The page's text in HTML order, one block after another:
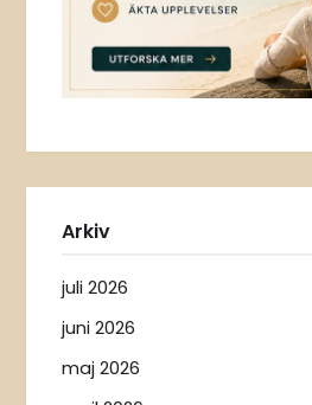
Arkiv
juli 2026
juni 2026
maj 2026